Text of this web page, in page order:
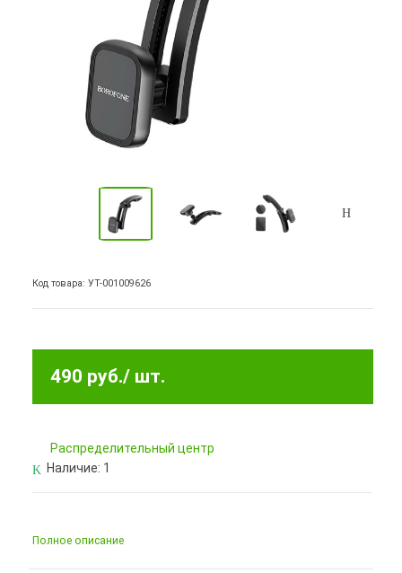
Код товара: УТ-001009626
490 руб./ шт.
Pаспределительный центр
Наличие: 1
Полное описание